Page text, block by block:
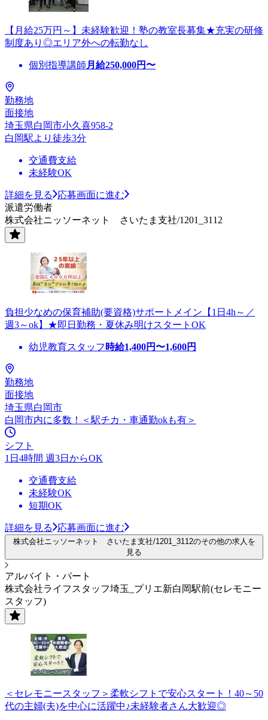
【月給25万円～】未経験歓迎！塾の教室長募集★充実の研修
制度あり◎エリア外への転勤なし
個別指導講師 月給250,000円〜
勤務地
面接地
埼玉県白岡市小久喜958-2
白岡駅より徒歩3分
交通費支給
未経験OK
詳細を見る
応募画面に進む
派遣労働者
株式会社ニッソーネット さいたま支社/1201_3112
負担少なめの保育補助(要資格)サポートメイン【1日4h～／
週3～ok】★即日勤務・夏休み明けスタートOK
幼児教育スタッフ 時給1,400円〜1,600円
勤務地
面接地
埼玉県白岡市
白岡市内に多数！＜駅チカ・車通勤okも有＞
シフト
1日4時間 週3日からOK
交通費支給
未経験OK
短期OK
詳細を見る 応募画面に進む
株式会社ニッソーネット さいたま支社/1201_3112のその他の求人を
見る
アルバイト・パート
株式会社ライフスタッフ埼玉_プリエ新白岡駅前(セレモニー
スタッフ)
＜セレモニースタッフ＞柔軟シフトで安心スタート！40～50
代の主婦(夫)を中心に活躍中♪未経験者さん大歓迎◎